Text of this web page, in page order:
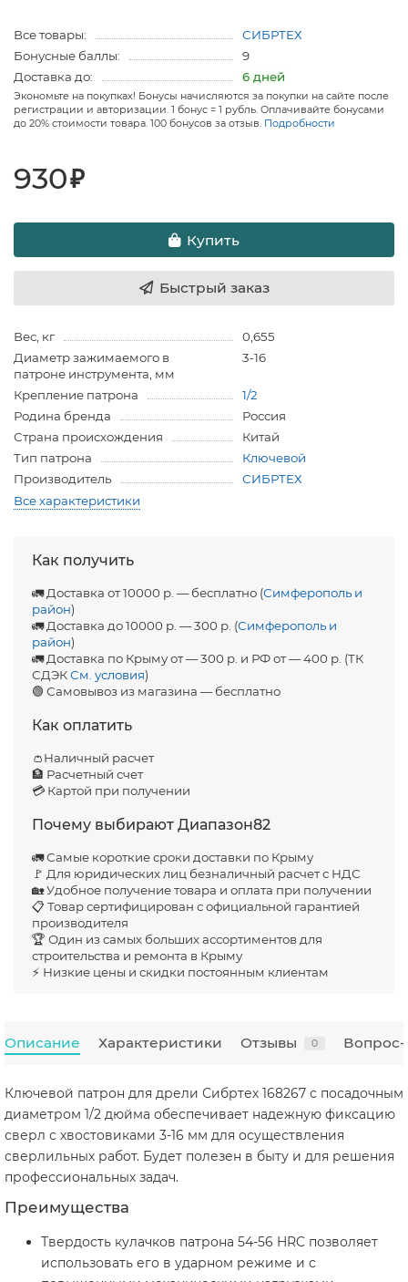
Все товары:
СИБРТЕХ
Бонусные баллы:
9
Доставка до:
6 дней
Экономьте на покупках! Бонусы начисляются за покупки на сайте после
регистрации и авторизации. 1 бонус = 1 рубль. Оплачивайте бонусами
до 20% стоимости товара. 100 бонусов за отзыв. Подробности
930₽
Купить
Быстрый заказ
Вес, кг
0,655
Диаметр зажимаемого в
патроне инструмента, мм
3-16
Крепление патрона
1/2
Родина бренда
Россия
Страна происхождения
Китай
Тип патрона
Ключевой
Производитель
СИБРТЕХ
Все характеристики
Как получить
🚛 Доставка от 10000 р. — бесплатно (Симферополь и
район)
🚛 Доставка до 10000 р. — 300 р. (Симферополь и
район)
🚛 Доставка по Крыму от — 300 р. и РФ от — 400 р. (ТК
СДЭКСм. условия)
🟢 Самовывоз из магазина — бесплатно
Как оплатить
👛Наличный расчет
🏦 Расчетный счет
💳 Картой при получении
Почему выбирают Диапазон82
🚛 Самые короткие сроки доставки по Крыму
🚩 Для юридических лиц безналичный расчет с НДС
🏡 Удобное получение товара и оплата при получении
📋 Товар сертифицирован с официальной гарантией
производителя
🏆 Один из самых больших ассортиментов для
строительства и ремонта в Крыму
⚡ Низкие цены и скидки постоянным клиентам
Описание Характеристики Отзывы 0 Вопрос-
Ключевой патрон для дрели Сибртех 168267 с посадочным
диаметром 1/2 дюйма обеспечивает надежную фиксацию
сверл с хвостовиками 3-16 мм для осуществления
сверлильных работ. Будет полезен в быту и для решения
профессиональных задач.
Преимущества
Твердость кулачков патрона 54-56 HRC позволяет
использовать его в ударном режиме и с